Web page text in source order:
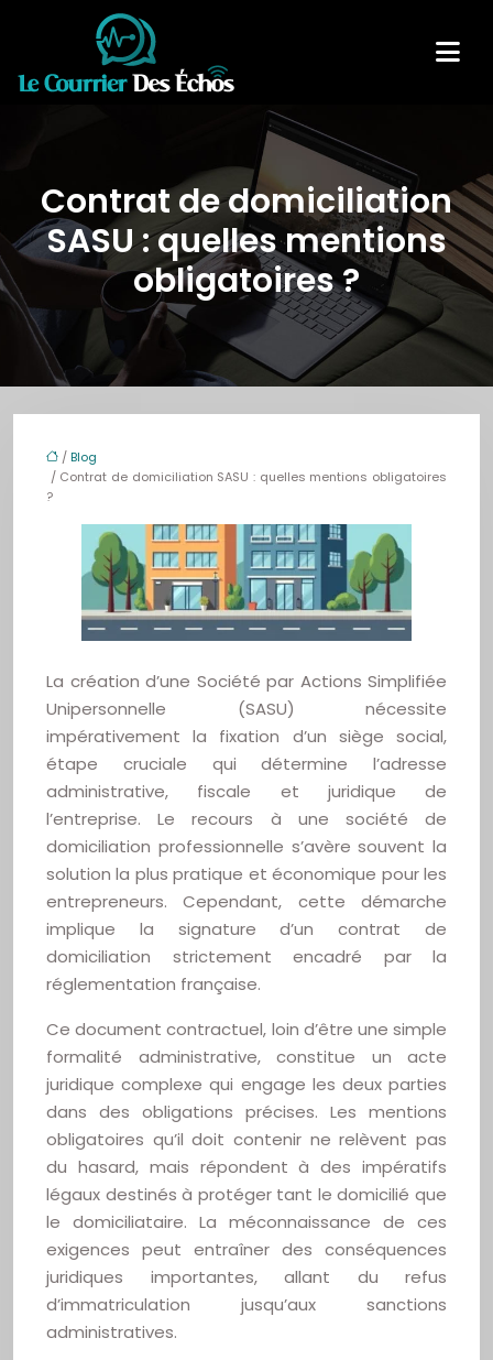
Contrat de domiciliation
SASU : quelles mentions
obligatoires ?
/ Blog
/ Contrat de domiciliation SASU : quelles mentions obligatoires
?
La création d’une Société par Actions Simplifiée
Unipersonnelle (SASU) nécessite
impérativement la fixation d’un siège social,
étape cruciale qui détermine l’adresse
administrative, fiscale et juridique de
l’entreprise. Le recours à une société de
domiciliation professionnelle s’avère souvent la
solution la plus pratique et économique pour les
entrepreneurs. Cependant, cette démarche
implique la signature d’un contrat de
domiciliation strictement encadré par la
réglementation française.
Ce document contractuel, loin d’être une simple
formalité administrative, constitue un acte
juridique complexe qui engage les deux parties
dans des obligations précises. Les mentions
obligatoires qu’il doit contenir ne relèvent pas
du hasard, mais répondent à des impératifs
légaux destinés à protéger tant le domicilié que
le domiciliataire. La méconnaissance de ces
exigences peut entraîner des conséquences
juridiques importantes, allant du refus
d’immatriculation jusqu’aux sanctions
administratives.